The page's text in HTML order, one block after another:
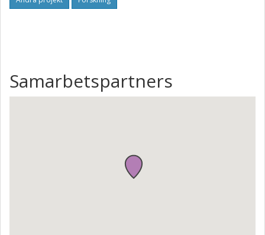
of novel ultrahigh-temperature materials, with great
Samarbetspartners